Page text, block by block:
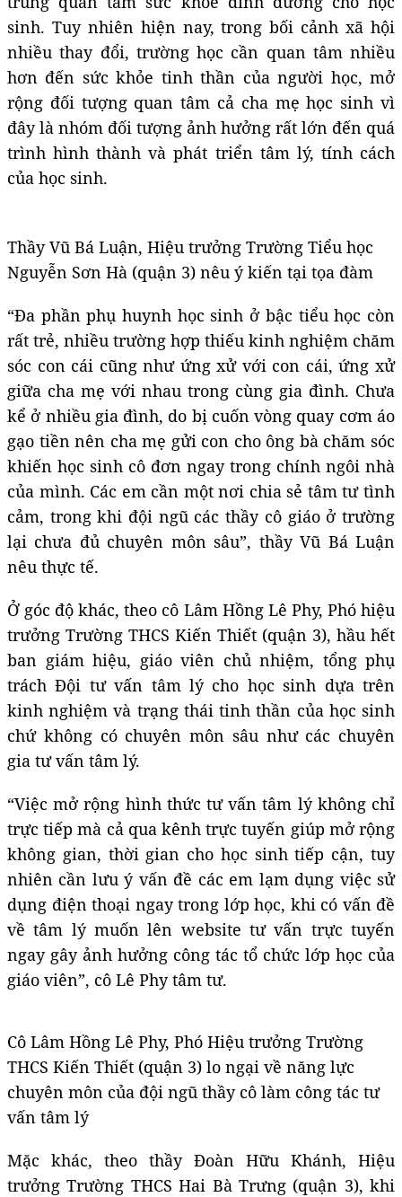
sinh. Tuy nhiên hiện nay, trong bối cảnh xã hội
nhiều thay đổi, trường học cần quan tâm nhiều
hơn đến sức khỏe tinh thần của người học, mở
rộng đối tượng quan tâm cả cha mẹ học sinh vì
đây là nhóm đối tượng ảnh hưởng rất lớn đến quá
trình hình thành và phát triển tâm lý, tính cách
của học sinh.
Thầy Vũ Bá Luận, Hiệu trưởng Trường Tiểu học
Nguyễn Sơn Hà (quận 3) nêu ý kiến tại tọa đàm
“Đa phần phụ huynh học sinh ở bậc tiểu học còn
rất trẻ, nhiều trường hợp thiếu kinh nghiệm chăm
sóc con cái cũng như ứng xử với con cái, ứng xử
giữa cha mẹ với nhau trong cùng gia đình. Chưa
kể ở nhiều gia đình, do bị cuốn vòng quay cơm áo
gạo tiền nên cha mẹ gửi con cho ông bà chăm sóc
khiến học sinh cô đơn ngay trong chính ngôi nhà
của mình. Các em cần một nơi chia sẻ tâm tư tình
cảm, trong khi đội ngũ các thầy cô giáo ở trường
lại chưa đủ chuyên môn sâu”, thầy Vũ Bá Luận
nêu thực tế.
Ở góc độ khác, theo cô Lâm Hồng Lê Phy, Phó hiệu
trưởng Trường THCS Kiến Thiết (quận 3), hầu hết
ban giám hiệu, giáo viên chủ nhiệm, tổng phụ
trách Đội tư vấn tâm lý cho học sinh dựa trên
kinh nghiệm và trạng thái tinh thần của học sinh
chứ không có chuyên môn sâu như các chuyên
gia tư vấn tâm lý.
“Việc mở rộng hình thức tư vấn tâm lý không chỉ
trực tiếp mà cả qua kênh trực tuyến giúp mở rộng
không gian, thời gian cho học sinh tiếp cận, tuy
nhiên cần lưu ý vấn đề các em lạm dụng việc sử
dụng điện thoại ngay trong lớp học, khi có vấn đề
về tâm lý muốn lên website tư vấn trực tuyến
ngay gây ảnh hưởng công tác tổ chức lớp học của
giáo viên”, cô Lê Phy tâm tư.
Cô Lâm Hồng Lê Phy, Phó Hiệu trưởng Trường
THCS Kiến Thiết (quận 3) lo ngại về năng lực
chuyên môn của đội ngũ thầy cô làm công tác tư
vấn tâm lý
Mặc khác, theo thầy Đoàn Hữu Khánh, Hiệu
trưởng Trường THCS Hai Bà Trưng (quận 3), khi